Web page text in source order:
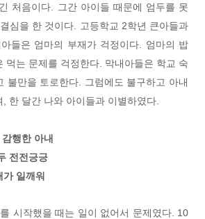
처음이다. 그간 아이들 때문에 엄두를 못
심을 한 것이다. 고등학교 2학년 큰아들과
들은 엄마의 부재가 걱정이다. 엄마의 밥
먹는 문제를 걱정한다. 막내아들은 학교 숙
불만을 토로한다. 그럼에도 불구하고 아내
한 달간 나와 아이들과 이별하였다.
행한 아내
전전긍긍
일깨워
시작했을 때는 일이 없어서 문제였다. 10